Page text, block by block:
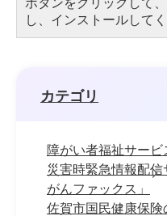
ボタンをクリックして
し、インストールしてく
カテゴリ
障がい者福祉サービ
災害時緊急情報配
がんファックス」
佐賀市国民健康保